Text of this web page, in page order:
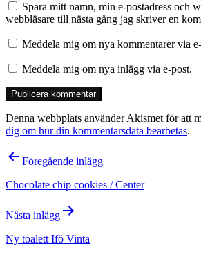
Spara mitt namn, min e-postadress och
webbläsare till nästa gång jag skriver en
Meddela mig om nya kommentarer via
Meddela mig om nya inlägg via e-post.
Denna webbplats använder Akismet för att
dig om hur din kommentarsdata bearbetas.
Inläggsnavigering
Föregående inlägg
Chocolate chip cookies / Center
Nästa inlägg
Ny toalett Ifö Vinta